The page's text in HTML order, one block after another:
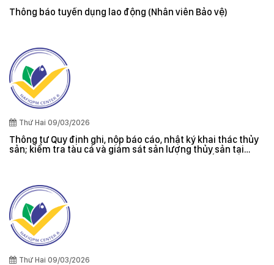
Thông báo tuyển dụng lao động (Nhân viên Bảo vệ)
Thứ Hai 09/03/2026
Thông tư Quy định ghi, nộp báo cáo, nhật ký khai thác thủy
sản; kiểm tra tàu cá và giám sát sản lượng thủy sản tại
Thứ Hai 09/03/2026